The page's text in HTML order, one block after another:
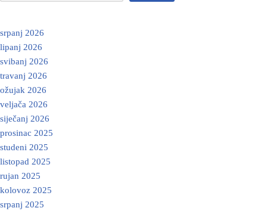
srpanj 2026
lipanj 2026
svibanj 2026
travanj 2026
ožujak 2026
veljača 2026
siječanj 2026
prosinac 2025
studeni 2025
listopad 2025
rujan 2025
kolovoz 2025
srpanj 2025